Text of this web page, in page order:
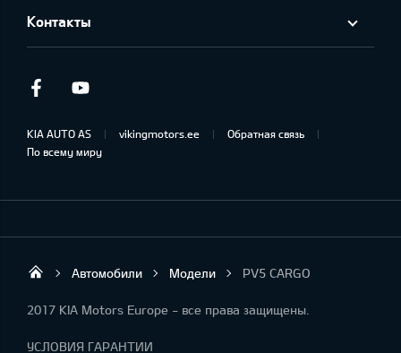
Контакты
Facebook
KIA AUTO AS vikingmotors.ee
Обратная связь
По всему миру
Viking Motors - Kia продажа,
Автомобили Модели PV5 CARGO
2017 KIA Motors Europe - все права защищены.
УСЛОВИЯ ГАРАНТИИ